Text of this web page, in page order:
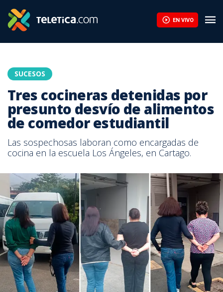
EN VIVO
SUCESOS
Tres cocineras detenidas por
presunto desvío de alimentos
de comedor estudiantil
Las sospechosas laboran como encargadas de
cocina en la escuela Los Ángeles, en Cartago.